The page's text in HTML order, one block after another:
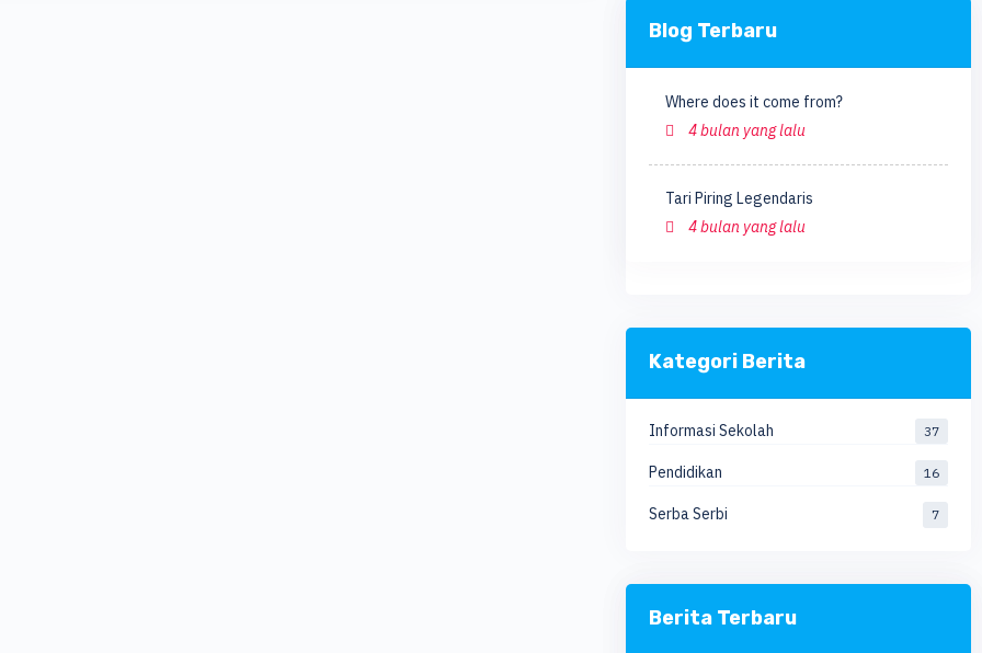
Blog Terbaru
Where does it come from?
4 bulan yang lalu
Tari Piring Legendaris
4 bulan yang lalu
Kategori Berita
Informasi Sekolah 37
Pendidikan 16
Serba Serbi 7
Berita Terbaru